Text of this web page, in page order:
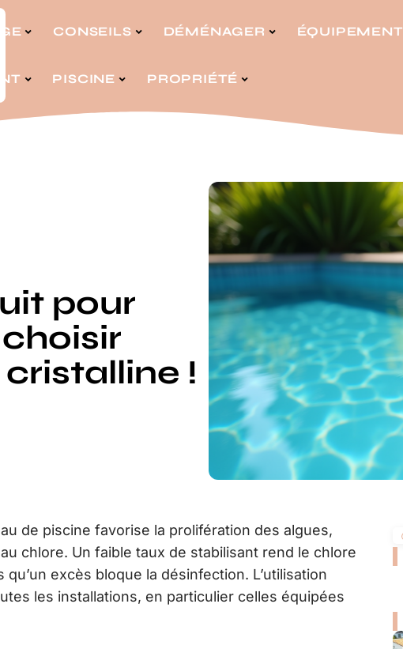
CONSEILS DÉMÉNAGER ÉQUIPEMENT
PISCINE PROPRIÉTÉ
pour
!
de piscine favorise la prolifération des algues,
chlore. Un faible taux de stabilisant rend le chlore
excès bloque la désinfection. L’utilisation
les installations, en particulier celles équipées